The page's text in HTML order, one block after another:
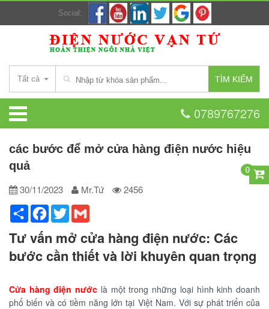
Social:
TÌM KIẾM
Tất cả
0
0789767276
các bước để mở cửa hàng điện nước hiệu
quả
30/11/2023 Mr.Tứ 2456
Share Facebook
Twitter
Tư vấn mở cửa hàng điện nước: Các
bước cần thiết và lời khuyên quan trọng
Cửa hàng điện nước là một trong những loại hình kinh doanh
phổ biến và có tiềm năng lớn tại Việt Nam. Với sự phát triển của